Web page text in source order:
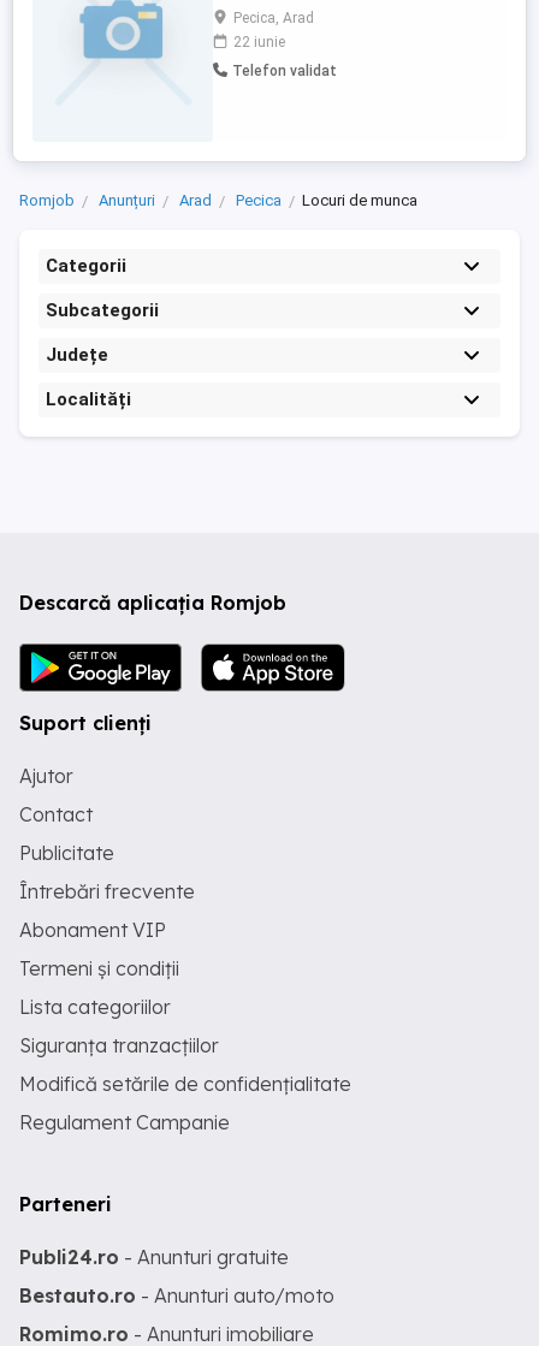
Arad.Prezintă avantaj o minimă experiență
în domeniu.Informații la telefon . .
Pecica, Arad
22 iunie
Telefon validat
Romjob Anunțuri Arad Pecica Locuri de munca
Categorii
Subcategorii
Județe
Localități
Descarcă aplicația Romjob
Suport clienți
Ajutor
Contact
Publicitate
Întrebări frecvente
Abonament VIP
Termeni și condiții
Lista categoriilor
Siguranța tranzacțiilor
Modifică setările de confidențialitate
Regulament Campanie
Parteneri
Publi24.ro - Anunturi gratuite
Bestauto.ro - Anunturi auto/moto
Romimo.ro - Anunturi imobiliare